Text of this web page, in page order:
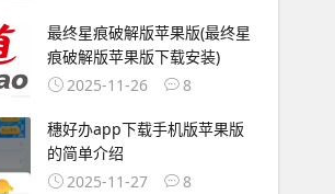
最终星痕破解版苹果版(最终星
痕破解版苹果版下载安装)
2025-11-26
8
穗好办app下载手机版苹果版
的简单介绍
2025-11-27
8